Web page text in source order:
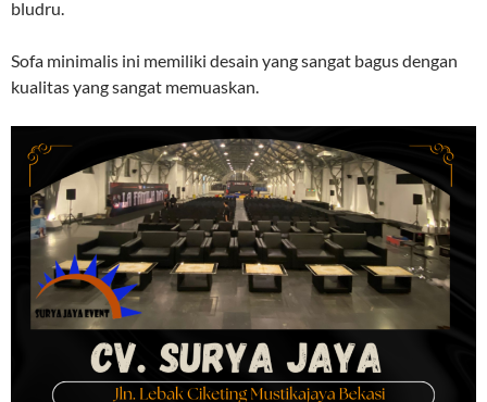
bludru.
Sofa minimalis ini memiliki desain yang sangat bagus dengan
kualitas yang sangat memuaskan.